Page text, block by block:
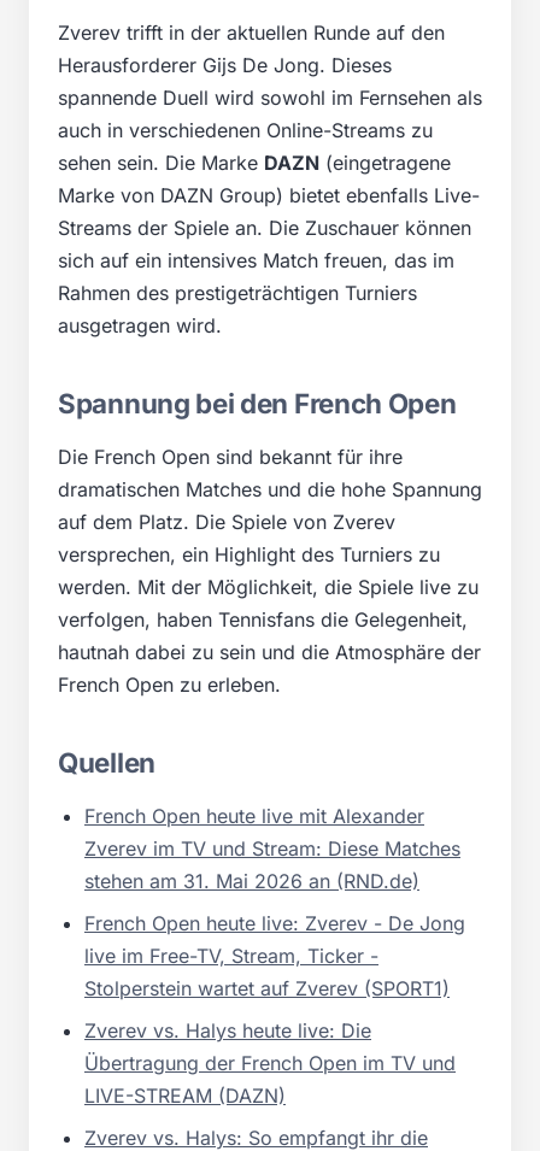
Zverev trifft in der aktuellen Runde auf den
Herausforderer Gijs De Jong. Dieses
spannende Duell wird sowohl im Fernsehen als
auch in verschiedenen Online-Streams zu
sehen sein. Die Marke DAZN (eingetragene
Marke von DAZN Group) bietet ebenfalls Live-
Streams der Spiele an. Die Zuschauer können
sich auf ein intensives Match freuen, das im
Rahmen des prestigeträchtigen Turniers
ausgetragen wird.
Spannung bei den French Open
Die French Open sind bekannt für ihre
dramatischen Matches und die hohe Spannung
auf dem Platz. Die Spiele von Zverev
versprechen, ein Highlight des Turniers zu
werden. Mit der Möglichkeit, die Spiele live zu
verfolgen, haben Tennisfans die Gelegenheit,
hautnah dabei zu sein und die Atmosphäre der
French Open zu erleben.
Quellen
French Open heute live mit Alexander
Zverev im TV und Stream: Diese Matches
stehen am 31. Mai 2026 an (RND.de)
French Open heute live: Zverev - De Jong
live im Free-TV, Stream, Ticker -
Stolperstein wartet auf Zverev (SPORT1)
Zverev vs. Halys heute live: Die
Übertragung der French Open im TV und
LIVE-STREAM (DAZN)
Zverev vs. Halys: So empfangt ihr die